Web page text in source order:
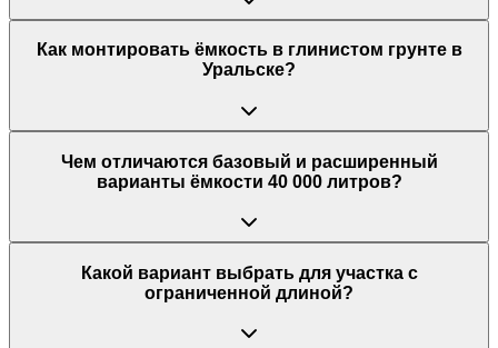
Как монтировать ёмкость в глинистом грунте в
Уральске?
Чем отличаются базовый и расширенный
варианты ёмкости 40 000 литров?
Какой вариант выбрать для участка с
ограниченной длиной?